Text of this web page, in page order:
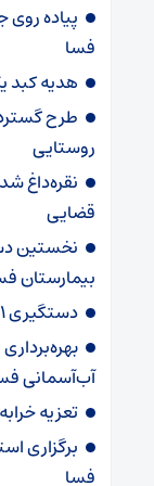
پیاده روی
فسا
هدیه کبد
طرح
روستایی
نقره‌داغ
قضایی
نخستین
بیمارستان
دستگیری ۳۱ خرده‌فروش مواد مخدر در فسا
آب‌آسمانی
تعزیه
برگزاری
فسا